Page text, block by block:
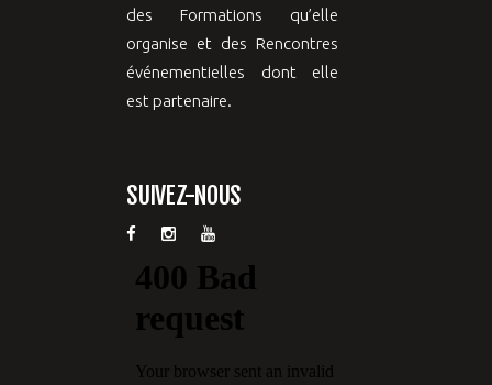
des Formations qu’elle
organise et des Rencontres
événementielles dont elle
est partenaire.
SUIVEZ-NOUS